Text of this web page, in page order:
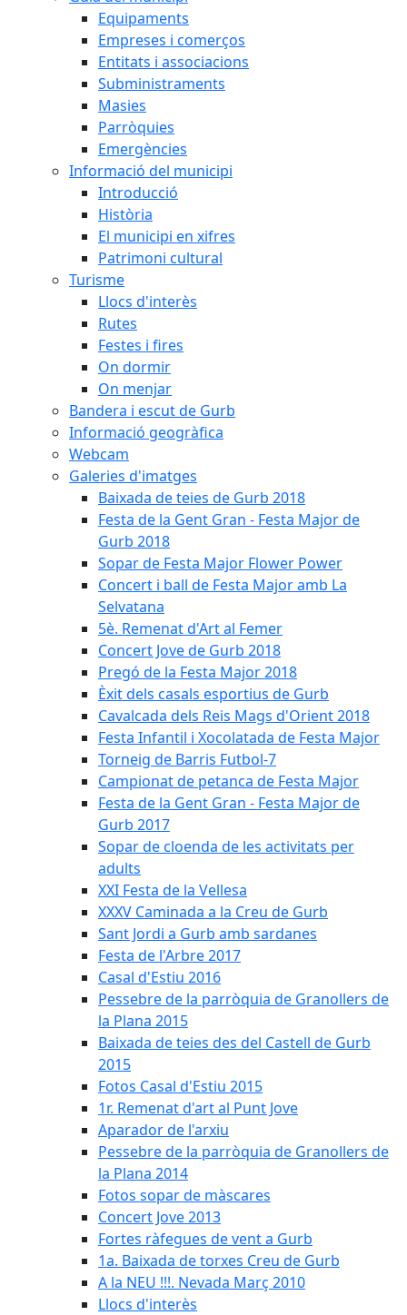
Equipaments
Empreses i comerços
Entitats i associacions
Subministraments
Masies
Parròquies
Emergències
Informació del municipi
Introducció
Història
El municipi en xifres
Patrimoni cultural
Turisme
Llocs d'interès
Rutes
Festes i fires
On dormir
On menjar
Bandera i escut de Gurb
Informació geogràfica
Webcam
Galeries d'imatges
Baixada de teies de Gurb 2018
Festa de la Gent Gran - Festa Major de
Gurb 2018
Sopar de Festa Major Flower Power
Concert i ball de Festa Major amb La
Selvatana
5è. Remenat d'Art al Femer
Concert Jove de Gurb 2018
Pregó de la Festa Major 2018
Èxit dels casals esportius de Gurb
Cavalcada dels Reis Mags d'Orient 2018
Festa Infantil i Xocolatada de Festa Major
Torneig de Barris Futbol-7
Campionat de petanca de Festa Major
Festa de la Gent Gran - Festa Major de
Gurb 2017
Sopar de cloenda de les activitats per
adults
XXI Festa de la Vellesa
XXXV Caminada a la Creu de Gurb
Sant Jordi a Gurb amb sardanes
Festa de l'Arbre 2017
Casal d'Estiu 2016
Pessebre de la parròquia de Granollers de
la Plana 2015
Baixada de teies des del Castell de Gurb
2015
Fotos Casal d'Estiu 2015
1r. Remenat d'art al Punt Jove
Aparador de l'arxiu
Pessebre de la parròquia de Granollers de
la Plana 2014
Fotos sopar de màscares
Concert Jove 2013
Fortes ràfegues de vent a Gurb
1a. Baixada de torxes Creu de Gurb
A la NEU !!!. Nevada Març 2010
Llocs d'interès